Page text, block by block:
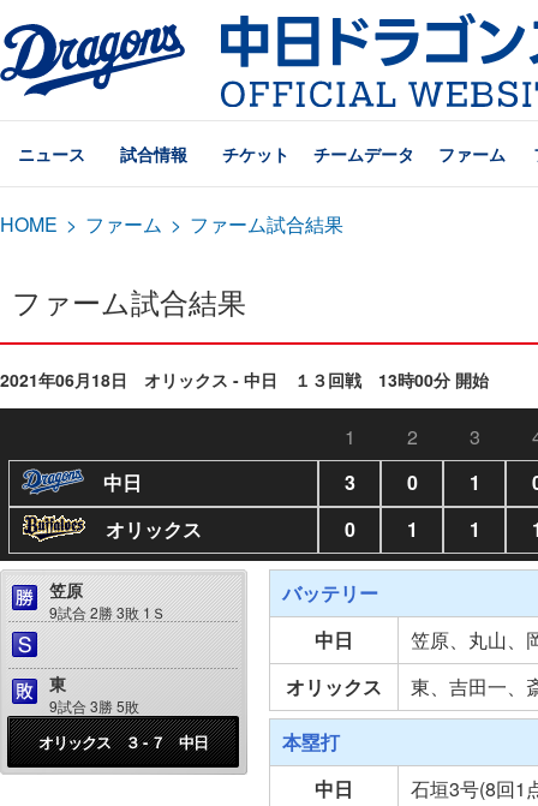
ニュース 試合情報 チケット チームデータ ファーム
HOME > ファーム > ファーム試合結果
ファーム試合結果
2021年06月18日 オリックス - 中日 １３回戦 13時00分 開始
1 2 3
中日
3 0 1
オリックス
0 1 1
笠原
9試合 2勝 3敗 1Ｓ
東
9試合 3勝 5敗
オリックス ３ - ７ 中日
バッテリー
中日
笠原、丸山、
オリックス
東、吉田一、
本塁打
中日
石垣3号(8回1